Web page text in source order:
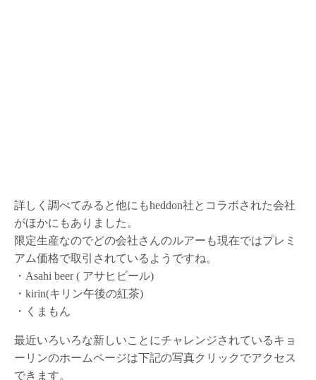
詳しく調べてみると他にもheddon社とコラボされた会社
がほかにもありました。
限定生産なのでどの会社さんのルアーも現在ではプレミ
アム価格で取引されているようですね。
・Asahi beer ( アサヒビール)
・kirin(キリン午後の紅茶)
・くまもん
最近いろいろな新しいことにチャレンジされているキョ
ーリンのホームページは下記の写真クリックでアクセス
できます。